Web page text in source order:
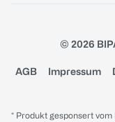
© 2026
AGB Impressum
* Produkt gesponsert